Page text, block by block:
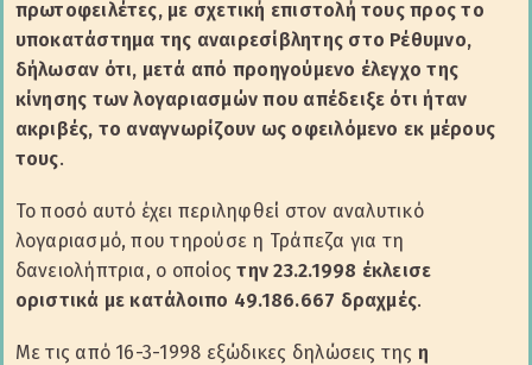
πρωτοφειλέτες, με σχετική επιστολή τους προς το
υποκατάστημα της αναιρεσίβλητης στο Ρέθυμνο,
δήλωσαν ότι, μετά από προηγούμενο έλεγχο της
κίνησης των λογαριασμών που απέδειξε ότι ήταν
ακριβές, το αναγνωρίζουν ως οφειλόμενο εκ μέρους
τους.
Το ποσό αυτό έχει περιληφθεί στον αναλυτικό
λογαριασμό, που τηρούσε η Τράπεζα για τη
δανειολήπτρια, ο οποίοςτην 23.2.1998 έκλεισε
οριστικά με κατάλοιπο 49.186.667 δραχμές.
Με τις από 16-3-1998 εξώδικες δηλώσεις της η